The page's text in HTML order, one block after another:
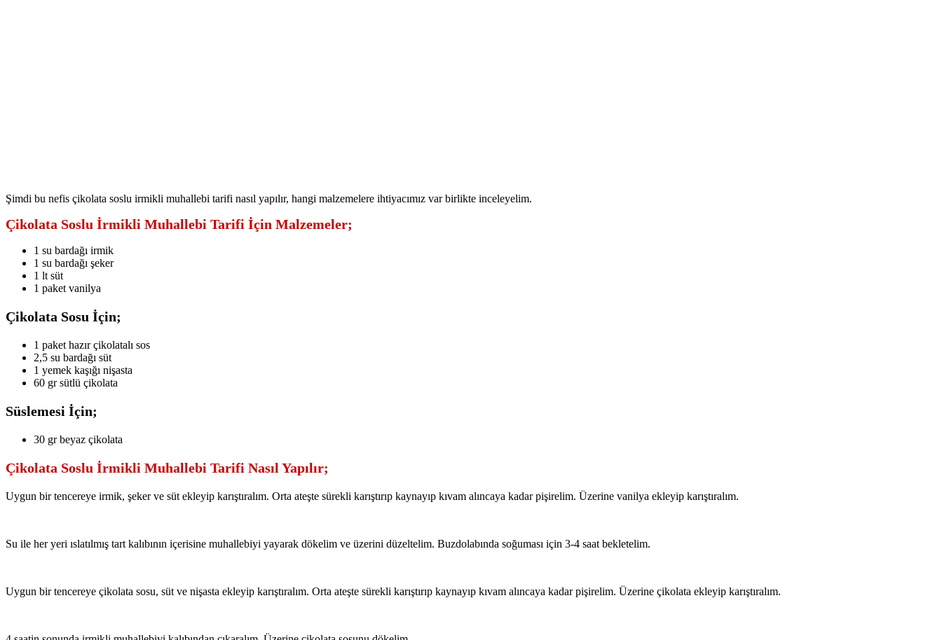
Şimdi bu nefis çikolata soslu irmikli muhallebi tarifi nasıl yapılır, hangi malzemelere ihtiyacımız var birlikte inceleyelim.
Çikolata Soslu İrmikli Muhallebi Tarifi İçin Malzemeler;
1 su bardağı irmik
1 su bardağı şeker
1 lt süt
1 paket vanilya
Çikolata Sosu İçin;
1 paket hazır çikolatalı sos
2,5 su bardağı süt
1 yemek kaşığı nişasta
60 gr sütlü çikolata
Süslemesi İçin;
30 gr beyaz çikolata
Çikolata Soslu İrmikli Muhallebi Tarifi Nasıl Yapılır;
Uygun bir tencereye irmik, şeker ve süt ekleyip karıştıralım. Orta ateşte sürekli karıştırıp kaynayıp kıvam alıncaya kadar pişirelim. Üzerine vanilya ekleyip karıştıralım.
Su ile her yeri ıslatılmış tart kalıbının içerisine muhallebiyi yayarak dökelim ve üzerini düzeltelim. Buzdolabında soğuması için 3-4 saat bekletelim.
Uygun bir tencereye çikolata sosu, süt ve nişasta ekleyip karıştıralım. Orta ateşte sürekli karıştırıp kaynayıp kıvam alıncaya kadar pişirelim. Üzerine çikolata ekleyip karıştıralım.